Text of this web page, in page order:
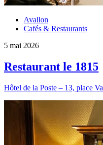
Avallon
Cafés & Restaurants
5 mai 2026
Restaurant le 1815
Hôtel de la Poste – 13, place